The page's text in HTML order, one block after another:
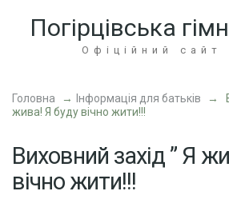
Enter)
Погірцівська
Офіційний сайт
Головна → Інформація для батьків →
жива! Я буду вічно жити!!!
Виховний захід ” Я
вічно жити!!!